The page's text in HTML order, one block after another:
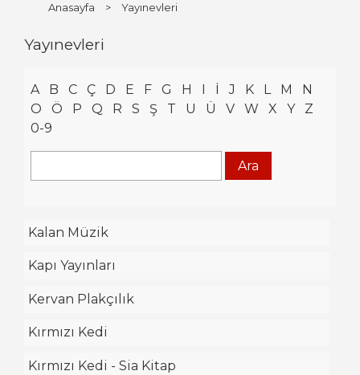
Anasayfa > Yayınevleri
Yayınevleri
A B C Ç D E F G H I İ J K L M
N
O
Ö P Q R S Ş T U Ü V W X Y
Z
0-9
Kalan Müzik
Kapı Yayınları
Kervan Plakçılık
Kırmızı Kedi
Kırmızı Kedi - Sia Kitap